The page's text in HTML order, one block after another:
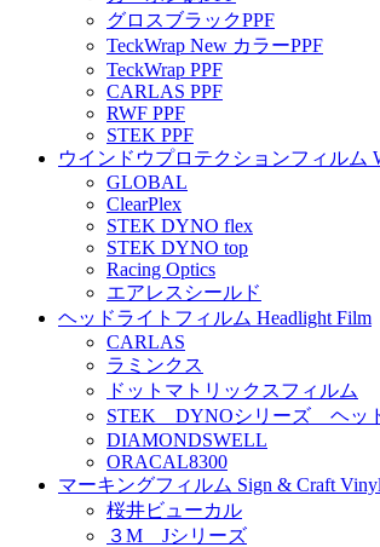
グロスブラックPPF
TeckWrap New カラーPPF
TeckWrap PPF
CARLAS PPF
RWF PPF
STEK PPF
ウインドウプロテクションフィルム
GLOBAL
ClearPlex
STEK DYNO flex
STEK DYNO top
Racing Optics
エアレスシールド
ヘッドライトフィルム Headlight Film
CARLAS
ラミンクス
ドットマトリックスフィルム
STEK DYNOシリーズ ヘッ
DIAMONDSWELL
ORACAL8300
マーキングフィルム Sign & Craft Vinyl
桜井ビューカル
３M Jシリーズ